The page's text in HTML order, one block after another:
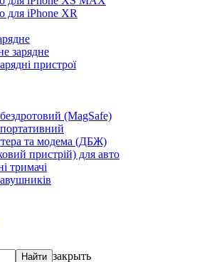
для iPhone XR
зарядне
пристрої
(MagSafe)
та модема (ДБЖ)
пристрій) для авто
тримачі
закрыть